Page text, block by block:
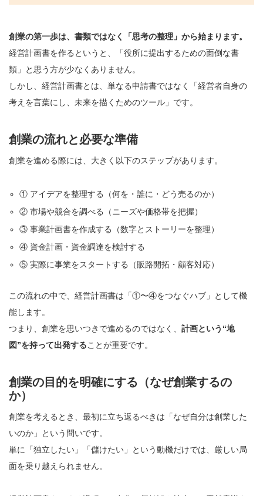
創業の第一歩は、書類ではなく「思考の整理」から始まります。
経営計画書を作るというと、「役所に提出するための面倒な書
類」と思う方が少なくありません。
しかし、経営計画書とは、単なる申請書ではなく「経営者自身の
考えを言葉にし、未来を描くためのツール」です。
創業の流れと必要な準備
創業を進める際には、大きく以下のステップがあります。
① アイデアを整理する（何を・誰に・どう売るのか）
② 市場や競合を調べる（ニーズや価格帯を把握）
③ 事業計画書を作成する（数字とストーリーを整理）
④ 資金計画・資金調達を検討する
⑤ 実際に事業をスタートする（販路開拓・顧客対応）
この流れの中で、経営計画書は「①〜④をつなぐハブ」として機
能します。
つまり、創業を思いつきで進めるのではなく、 計画という“地
図”を持って出発することが重要です。
創業の目的を明確にする（なぜ創業するの
か）
創業を考えるとき、最初に立ち返るべきは「なぜ自分は創業した
いのか」という問いです。
単に「独立したい」「儲けたい」という動機だけでは、厳しい局
面を乗り越えられません。